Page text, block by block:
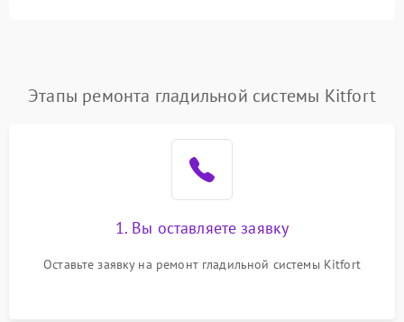
Этапы ремонта гладильной системы Kitfort
1. Вы оставляете заявку
Оставьте заявку на ремонт гладильной системы Kitfort